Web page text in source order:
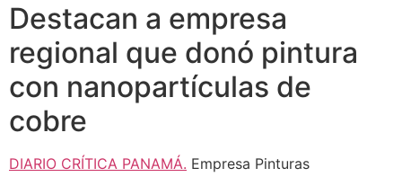
Destacan a empresa
regional que donó pintura
con nanopartículas de
cobre
DIARIO CRÍTICA PANAMÁ. Empresa Pinturas